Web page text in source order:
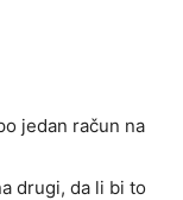
jedan račun na
drugi, da li bi to